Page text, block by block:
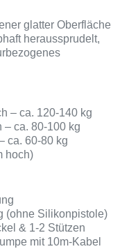
glatter Oberfläche
heraussprudelt,
– ca. 120-140 kg
– ca. 80-100 kg
ca. 60-80 kg
hoch)
(ohne Silikonpistole)
& 1-2 Stützen
mit 10m-Kabel